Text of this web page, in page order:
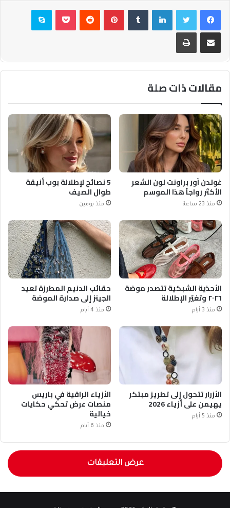
فيسبوكتويتر لينكدإن بينتيريست بوكيت سكايب
مشاركة عبر البريد طباعة
مقالات ذات صلة
غولدن آور براونت لون الشعر
الأكثر رواجاً هذا الموسم
منذ 23 ساعة
5 نصائح لإطلالة بوب أنيقة
طوال الصيف
منذ يومين
الأحذية الشبكية تتصدر موضة
٢٠٢٦ وتغيّر الإطلالة
منذ 3 أيام
حقائب الدنيم المطرزة تعيد
الجينز إلى صدارة الموضة
منذ 4 أيام
الأزرار تتحول إلى تطريز مبتكر
يهيمن على أزياء 2026
منذ 5 أيام
الأزياء الراقية في باريس
منصات عرض تحكي حكايات
خيالية
منذ 6 أيام
عرض التعليقات